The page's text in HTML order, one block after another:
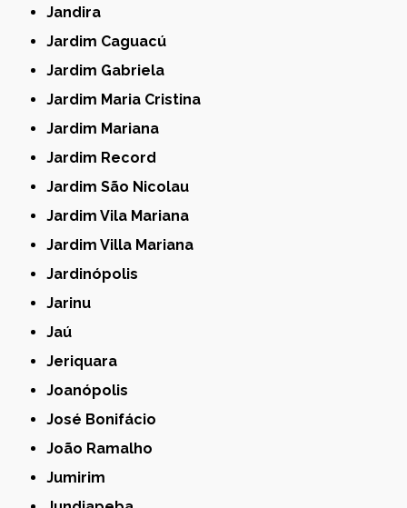
Jandira
Jardim Caguacú
Jardim Gabriela
Jardim Maria Cristina
Jardim Mariana
Jardim Record
Jardim São Nicolau
Jardim Vila Mariana
Jardim Villa Mariana
Jardinópolis
Jarinu
Jaú
Jeriquara
Joanópolis
José Bonifácio
João Ramalho
Jumirim